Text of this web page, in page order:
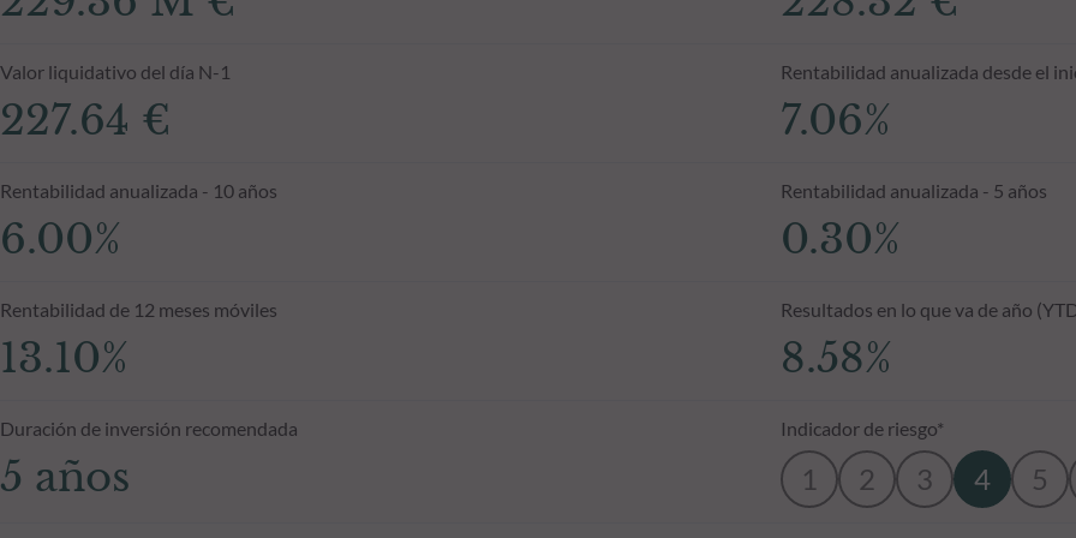
Valor liquidativo del día N-1
227.64 €
Rentabilidad anualizada desde el
7.06%
Rentabilidad anualizada - 10 años
6.00%
Rentabilidad anualizada - 5 años
0.30%
Rentabilidad de 12 meses móviles
13.10%
Resultados en lo que va de año
8.58%
Duración de inversión recomendada
5 años
Indicador de riesgo*
1 2 3 4 5